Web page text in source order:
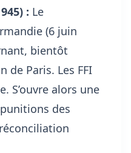
: Le
(6 juin
bientôt
de Paris. Les FFI
S’ouvre alors une
des